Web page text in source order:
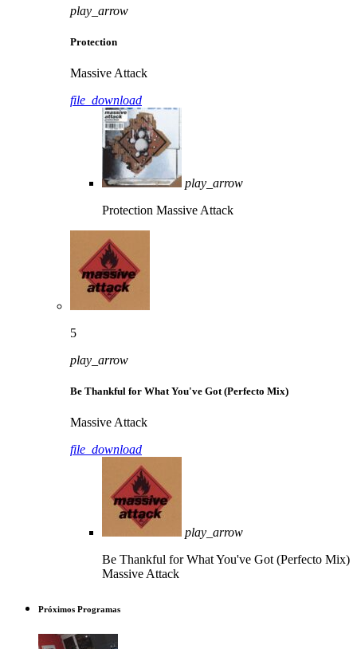
play_arrow
Protection
Massive Attack
file_download
play_arrow
Protection Massive Attack
5
play_arrow
Be Thankful for What You've Got (Perfecto Mix)
Massive Attack
file_download
play_arrow
Be Thankful for What You've Got (Perfecto Mix)
Massive Attack
Próximos Programas